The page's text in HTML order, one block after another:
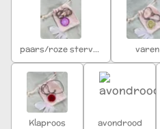
paars/roze stervorm varen
Klaproos avondrood